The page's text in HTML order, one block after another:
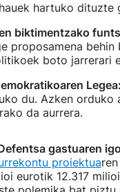
hartuko dituzte
biktimentzako
proposamena
boto jarrerari
Legea:
du. Azken orduko
da aurrera.
gastuaren
proiektua
eurotik 12.317